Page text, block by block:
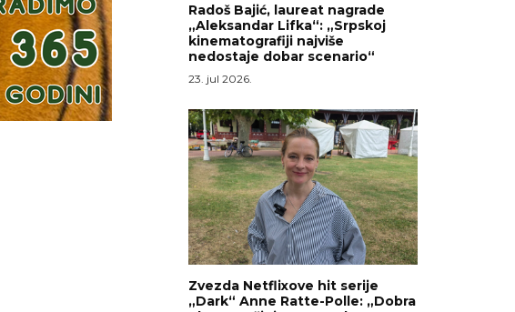
Radoš Bajić, laureat nagrade
„Aleksandar Lifka“: „Srpskoj
kinematografiji najviše
nedostaje dobar scenario“
23. jul 2026.
Zvezda Netflixove hit serije
„Dark“ Anne Ratte-Polle: „Dobra